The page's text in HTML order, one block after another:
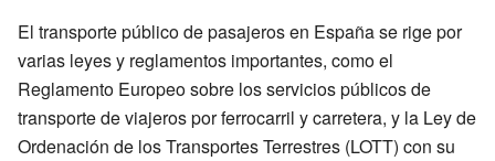
El transporte público de pasajeros en España se rige por
varias leyes y reglamentos importantes, como el
Reglamento Europeo sobre los servicios públicos de
transporte de viajeros por ferrocarril y carretera, y la Ley de
Ordenación de los Transportes Terrestres (LOTT) con su